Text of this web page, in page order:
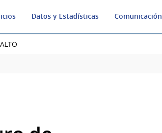
Datos y Estadísticas Comunicación